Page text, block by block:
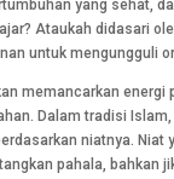
yang sehat,
Ataukah didasari
untuk mengungguli
memancarkan energi
Dalam tradisi
niatnya. Niat
pahala, bahkan